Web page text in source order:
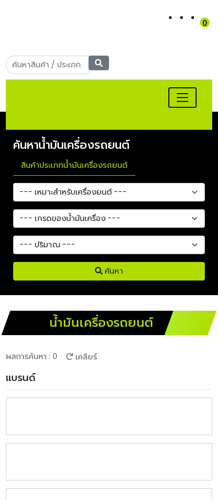
0
สมัครสมาชิก
ค้นหาน้ำมันเครื่องรถยนต์
สินค้าประเภทน้ำมันเครื่องรถยนต์
ค้นหา
น้ำมันเครื่องรถยนต์
ผลการค้นหา : 0 เคลียร์
แบรนด์